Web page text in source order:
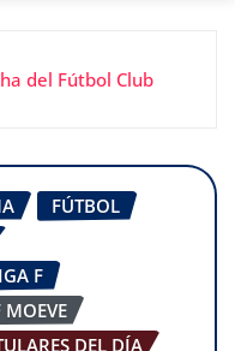
del Fútbol Club
FÚTBOL
F
MOEVE
DEL DÍA